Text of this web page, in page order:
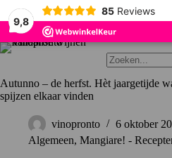
9,8
85 Reviews
Ga
inhoud
Autunno – de herfst. Hèt jaargetijde
spijzen elkaar vinden
vinopronto
6 oktober
Algemeen, Mangiare! -